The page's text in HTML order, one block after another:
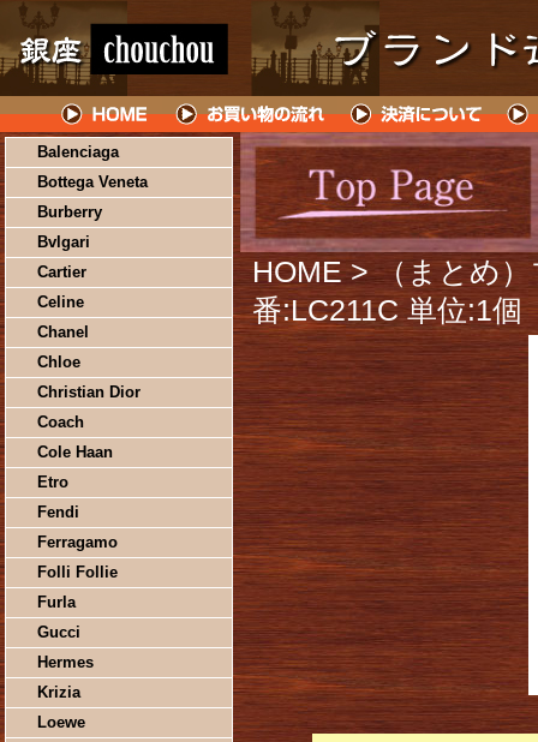
Balenciaga
Bottega Veneta
Burberry
Bvlgari
Cartier
Celine
Chanel
Chloe
Christian Dior
Coach
Cole Haan
Etro
Fendi
Ferragamo
Folli Follie
Furla
Gucci
Hermes
Krizia
Loewe
HOME > （まとめ
番:LC211C 単位:1個